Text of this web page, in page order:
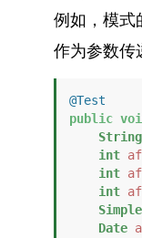
例如，模式
作为参数传
@Test
public
String
int
int
int
Date